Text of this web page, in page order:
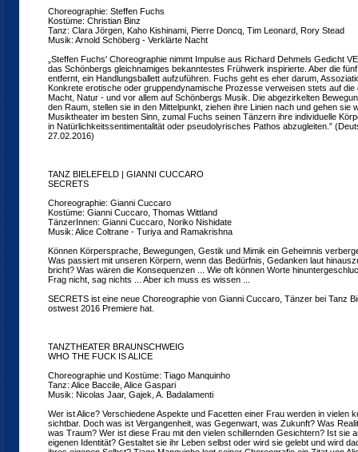
Choreographie: Steffen Fuchs
Kostüme: Christian Binz
Tanz: Clara Jörgen, Kaho Kishinami, Pierre Doncq, Tim Leonard, Rory Stead
Musik: Arnold Schöberg - Verklärte Nacht
„Steffen Fuchs' Choreographie nimmt Impulse aus Richard Dehmels Gedicht
das Schönbergs gleichnamiges bekanntestes Frühwerk inspirierte. Aber die
entfernt, ein Handlungsballett aufzuführen. Fuchs geht es eher darum,
Konkrete erotische oder gruppendynamische Prozesse verweisen stets auf die
Macht, Natur - und vor allem auf Schönbergs Musik. Die abgezirkelten
den Raum, stellen sie in den Mittelpunkt, ziehen ihre Linien nach und gehen sie
Musiktheater im besten Sinn, zumal Fuchs seinen Tänzern ihre individuelle
in Natürlichkeitssentimentalität oder pseudolyrisches Pathos abzugleiten.”
27.02.2016)
TANZ BIELEFELD | GIANNI CUCCARO
SECRETS
Choreographie: Gianni Cuccaro
Kostüme: Gianni Cuccaro, Thomas Wittland
TänzerInnen: Gianni Cuccaro, Noriko Nishidate
Musik: Alice Coltrane - Turiya and Ramakrishna
Können Körpersprache, Bewegungen, Gestik und Mimik ein Geheimnis
Was passiert mit unseren Körpern, wenn das Bedürfnis, Gedanken laut
bricht? Was wären die Konsequenzen ... Wie oft können Worte
Frag nicht, sag nichts ... Aber ich muss es wissen ...
SECRETS ist eine neue Choreographie von Gianni Cuccaro, Tänzer bei Tanz
ostwest 2016 Premiere hat.
TANZTHEATER BRAUNSCHWEIG
WHO THE FUCK IS ALICE
Choreographie und Kostüme: Tiago Manquinho
Tanz: Alice Baccile, Alice Gaspari
Musik: Nicolas Jaar, Gajek, A. Badalamenti
Wer ist Alice? Verschiedene Aspekte und Facetten einer Frau werden in vielen
sichtbar. Doch was ist Vergangenheit, was Gegenwart, was Zukunft? Was
was Traum? Wer ist diese Frau mit den vielen schillernden Gesichtern? Ist sie
eigenen Identität? Gestaltet sie ihr Leben selbst oder wird sie gelebt und wird